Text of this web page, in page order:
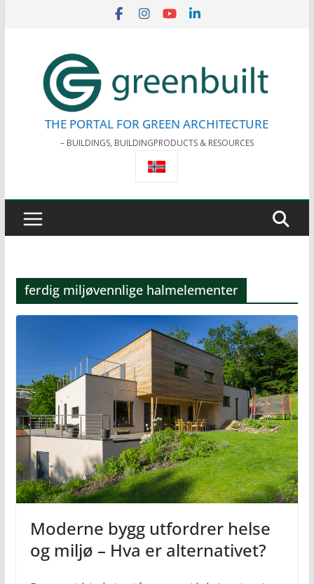
THE PORTAL FOR GREEN ARCHITECTURE
– BUILDINGS, BUILDINGPRODUCTS & RESOURCES
ferdig miljøvennlige halmelementer
Moderne bygg utfordrer helse
og miljø – Hva er alternativet?